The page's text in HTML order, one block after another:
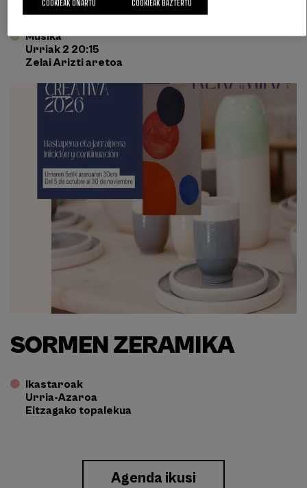
Musika
Urriak 2 20:15
Zelai Arizti aretoa
SORMEN ZERAMIKA
Ikastaroak
Urria-Azaroa
Eitzagako topalekua
Agenda ikusi
COOKIEAK BAZTERTU
COOKIEAK ONARTU